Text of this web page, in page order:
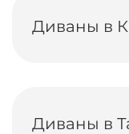
Диваны в
Диваны в